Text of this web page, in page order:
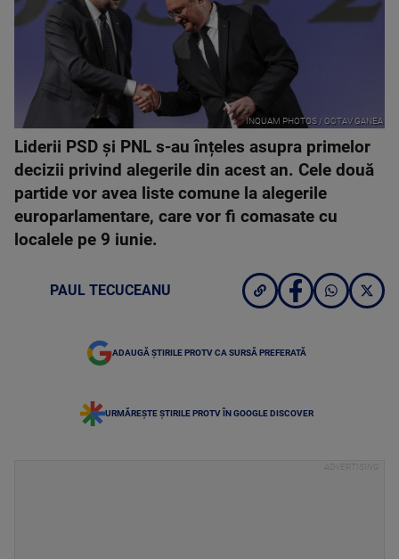
INQUAM PHOTOS / OCTAV GANEA
Liderii PSD și PNL s-au înțeles asupra primelor
decizii privind alegerile din acest an. Cele două
partide vor avea liste comune la alegerile
europarlamentare, care vor fi comasate cu
localele pe 9 iunie.
PAUL TECUCEANU
ADAUGĂ ȘTIRILE PROTV CA SURSĂ PREFERATĂ
URMĂREȘTE ȘTIRILE PROTV ÎN GOOGLE DISCOVER